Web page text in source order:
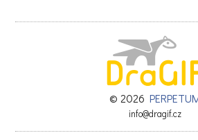
Pánové, růže, ze které dámu zamrazí,
SDÍLENÉ DEGUSTAČNÍ MENU
DO 21 HOD., 14. 2. 2018© 2026
info@dragif.cz